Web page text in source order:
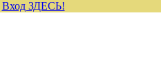
Вход ЗДЕСЬ!